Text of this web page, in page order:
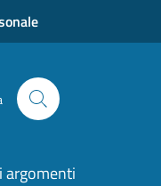
argomenti